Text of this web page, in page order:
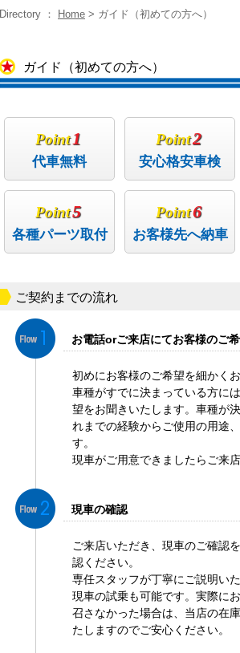
Directory ： Home > ガイド（初めての方へ）
ガイド（初めての方へ）
Point1
代車無料
Point2
安心格安車検
Point5
各種パーツ取付
Point6
お客様先へ納車
ご契約までの流れ
お電話orご来店にてお客様のご
初めにお客様のご希望を細かく
車種がすでに決まっている方に
望をお聞きいたします。車種が
れまでの経験からご使用の用途
す。
現車がご用意できましたらご来
現車の確認
ご来店いただき、現車のご確認
認ください。
専任スタッフが丁寧にご説明いた
現車の試乗も可能です。実際に
召さなかった場合は、当店の在
たしますのでご安心ください。